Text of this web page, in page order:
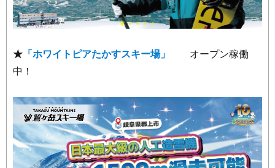
★ 「ホワイトピアたかすスキー場」
オープン稼働
中！